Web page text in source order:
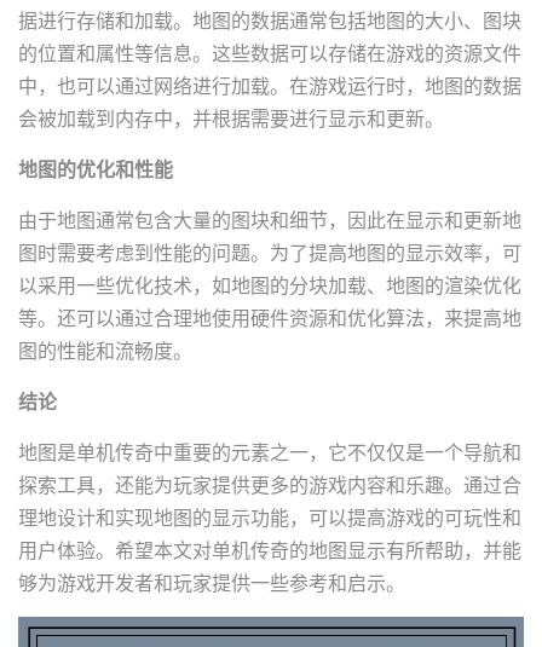
据进行存储和加载。地图的数据通常包括地图的大小、图块
的位置和属性等信息。这些数据可以存储在游戏的资源文件
中，也可以通过网络进行加载。在游戏运行时，地图的数据
会被加载到内存中，并根据需要进行显示和更新。
地图的优化和性能
由于地图通常包含大量的图块和细节，因此在显示和更新地
图时需要考虑到性能的问题。为了提高地图的显示效率，可
以采用一些优化技术，如地图的分块加载、地图的渲染优化
等。还可以通过合理地使用硬件资源和优化算法，来提高地
图的性能和流畅度。
结论
地图是单机传奇中重要的元素之一，它不仅仅是一个导航和
探索工具，还能为玩家提供更多的游戏内容和乐趣。通过合
理地设计和实现地图的显示功能，可以提高游戏的可玩性和
用户体验。希望本文对单机传奇的地图显示有所帮助，并能
够为游戏开发者和玩家提供一些参考和启示。